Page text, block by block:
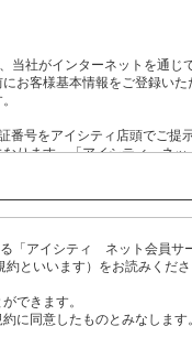
当社がインターネットを通じ
お客様基本情報をご登録い
番号をアイシティ店頭でご提
ります。「アイシティ ネッ
い場合には、自動的に本サ
る「個人情報保護基本方針」
「アイシティ ネット会員サ
といいます）をお読みくだ
できます。
に同意したものとみなします